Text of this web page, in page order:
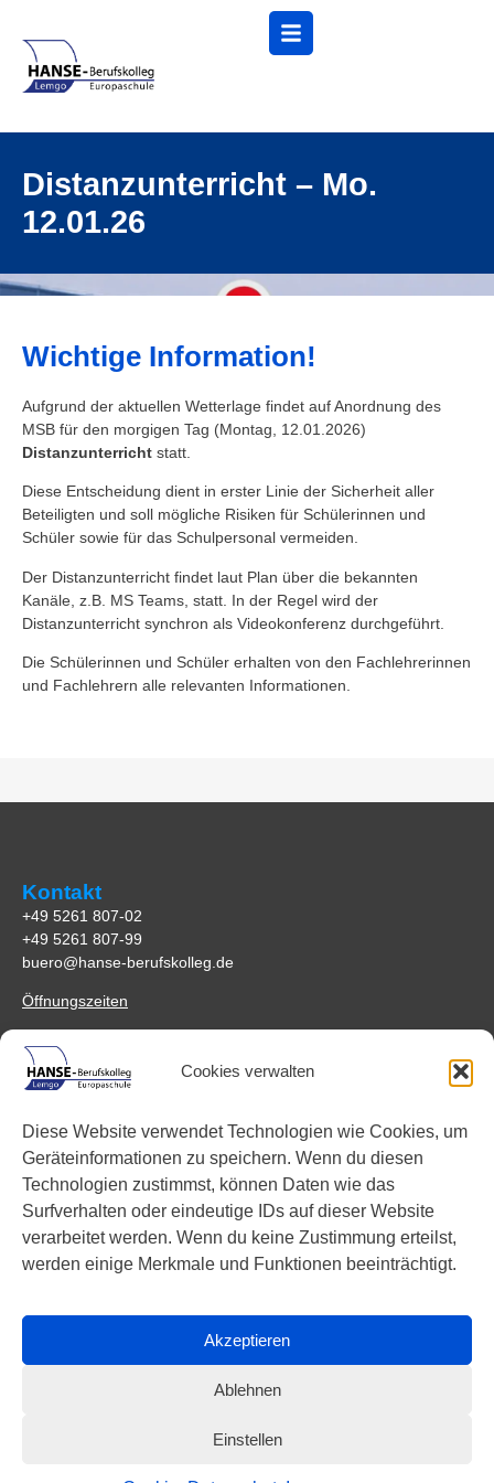
Cookies verwalten
Diese Website verwendet Technologien wie Cookies, um
Geräteinformationen zu speichern. Wenn du diesen
Technologien zustimmst, können Daten wie das
Surfverhalten oder eindeutige IDs auf dieser Website
verarbeitet werden. Wenn du keine Zustimmung erteilst,
werden einige Merkmale und Funktionen beeinträchtigt.
Akzeptieren
Ablehnen
Einstellen
Menü
Distanzunterricht – Mo.
12.01.26
Wichtige Information!
Aufgrund der aktuellen Wetterlage findet auf Anordnung des
MSB für den morgigen Tag (Montag, 12.01.2026)
Distanzunterricht statt.
Diese Entscheidung dient in erster Linie der Sicherheit aller
Beteiligten und soll mögliche Risiken für Schülerinnen und
Schüler sowie für das Schulpersonal vermeiden.
Der Distanzunterricht findet laut Plan über die bekannten
Kanäle, z.B. MS Teams, statt. In der Regel wird der
Distanzunterricht synchron als Videokonferenz durchgeführt.
Die Schülerinnen und Schüler erhalten von den Fachlehrerinnen
und Fachlehrern alle relevanten Informationen.
Kontakt
+49 5261 807-02
+49 5261 807-99
buero@hanse-berufskolleg.de
Öffnungszeiten
Anfahrt
HANSE-Berufskolleg Lemgo
32657 Lemgo
Links
Facebook